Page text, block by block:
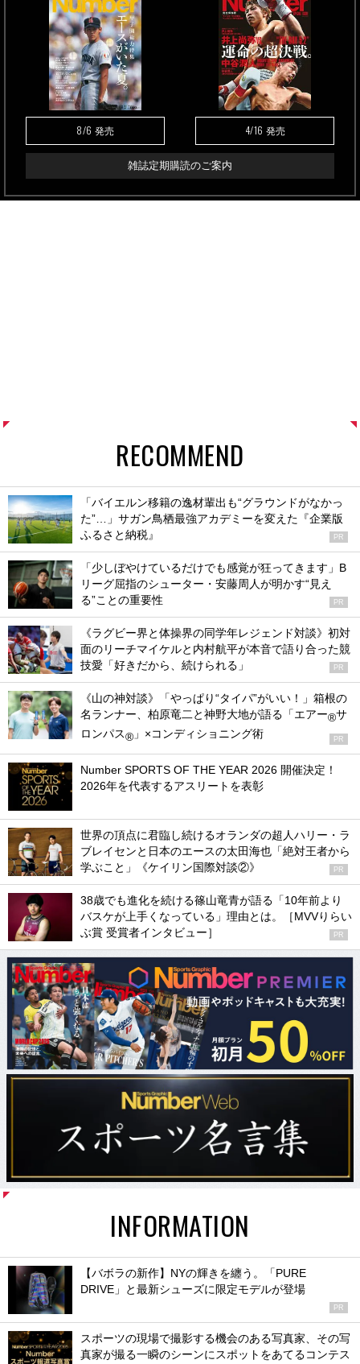
8/6 発売 4/16 発売
雑誌定期購読のご案内
RECOMMEND
「バイエルン移籍の逸材輩出も“グラウンドがなかっ
た”…」サガン鳥栖最強アカデミーを変えた『企業版
ふるさと納税』
PR
「少しぼやけているだけでも感覚が狂ってきます」B
リーグ屈指のシューター・安藤周人が明かす“見え
る”ことの重要性
PR
《ラグビー界と体操界の同学年レジェンド対談》初対
面のリーチマイケルと内村航平が本音で語り合った競
技愛「好きだから、続けられる」
PR
《山の神対談》「やっぱり“タイパ”がいい！」箱根の
名ランナー、柏原竜二と神野大地が語る「エアー®サ
ロンパス® 」×コンディショニング術 PR
Number SPORTS OF THE YEAR 2026 開催決定！
2026年を代表するアスリートを表彰
世界の頂点に君臨し続けるオランダの超人ハリー・ラ
ブレイセンと日本のエースの太田海也「絶対王者から
学ぶこと」《ケイリン国際対談②》
PR
38歳でも進化を続ける篠山竜青が語る「10年前より
バスケが上手くなっている」理由とは。［MVVりらい
ぶ賞 受賞者インタビュー］
PR
INFORMATION
【バボラの新作】NYの輝きを纏う。「PURE
DRIVE」と最新シューズに限定モデルが登場
PR
スポーツの現場で撮影する機会のある写真家、その写
真家が撮る一瞬のシーンにスポットをあてるコンテス